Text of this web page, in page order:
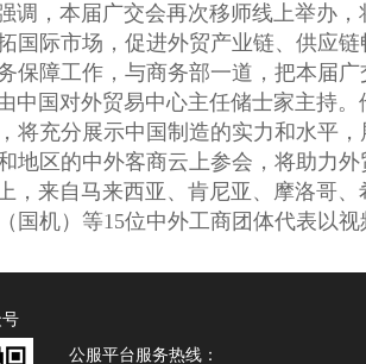
调，本届广交会再次移师线上举办
国际市场，促进外贸产业链、供应
保障工作，与商务部一道，把本届
中国对外贸易中心主任储士家主持
将充分展示中国制造的实力和水平
地区的中外客商云上参会，将助力
，来自马来西亚、肯尼亚、摩洛哥
国机）等15位中外工商团体代表以
公服平台服务热线：